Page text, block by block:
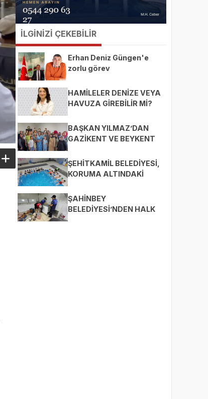
İLGİNİZİ ÇEKEBİLİR
Erhan Deniz Güngen'e
zorlu görev
HAMİLELER DENİZE VEYA
HAVUZA GİREBİLİR Mİ?
BAŞKAN YILMAZ’DAN
GAZİKENT VE BEYKENT
ŞEHİTKAMİL BELEDİYESİ,
KORUMA ALTINDAKİ
BULUŞTURUYOR
ŞAHİNBEY
BELEDİYESİ’NDEN HALK